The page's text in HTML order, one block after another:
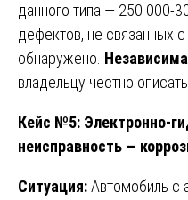
данного типа — 250 000-
дефектов, не связанных
обнаружено.
владельцу честно
Кейс №5: Электронно-
неисправность —
Ситуация:Автомобиль с